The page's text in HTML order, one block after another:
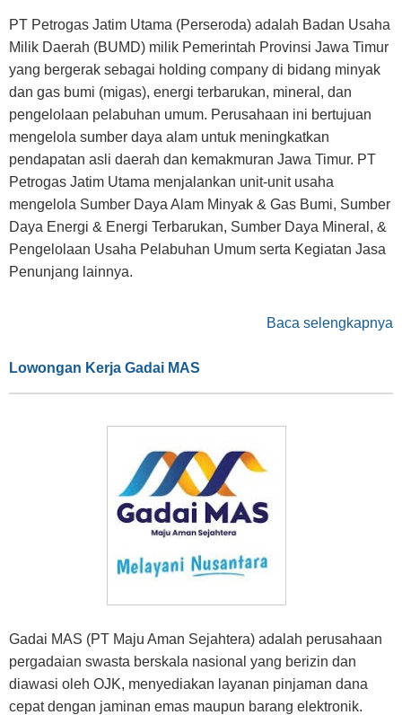
PT Petrogas Jatim Utama (Perseroda) adalah Badan Usaha
Milik Daerah (BUMD) milik Pemerintah Provinsi Jawa Timur
yang bergerak sebagai holding company di bidang minyak
dan gas bumi (migas), energi terbarukan, mineral, dan
pengelolaan pelabuhan umum. Perusahaan ini bertujuan
mengelola sumber daya alam untuk meningkatkan
pendapatan asli daerah dan kemakmuran Jawa Timur. PT
Petrogas Jatim Utama menjalankan unit-unit usaha
mengelola Sumber Daya Alam Minyak & Gas Bumi, Sumber
Daya Energi & Energi Terbarukan, Sumber Daya Mineral, &
Pengelolaan Usaha Pelabuhan Umum serta Kegiatan Jasa
Penunjang lainnya.
Baca selengkapnya
Lowongan Kerja Gadai MAS
Gadai MAS (PT Maju Aman Sejahtera) adalah perusahaan
pergadaian swasta berskala nasional yang berizin dan
diawasi oleh OJK, menyediakan layanan pinjaman dana
cepat dengan jaminan emas maupun barang elektronik.